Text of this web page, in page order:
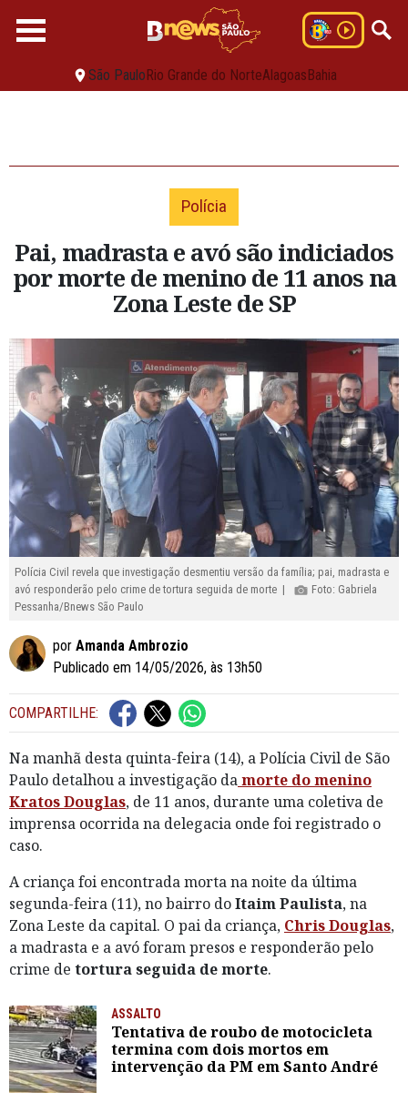
São PauloRio Grande do NorteAlagoasBahia
Polícia
Pai, madrasta e avó são indiciados
por morte de menino de 11 anos na
Zona Leste de SP
Polícia Civil revela que investigação desmentiu versão da família; pai, madrasta e
avó responderão pelo crime de tortura seguida de morte |
Foto: Gabriela
Pessanha/Bnews São Paulo
por Amanda Ambrozio
Publicado em 14/05/2026, às 13h50
COMPARTILHE:
Na manhã desta quinta-feira (14), a Polícia Civil de São
Paulo detalhou a investigação damorte do menino
Kratos Douglas, de 11 anos, durante uma coletiva de
imprensa ocorrida na delegacia onde foi registrado o
caso.
A criança foi encontrada morta na noite da última
segunda-feira (11), no bairro doItaim Paulista, na
Zona Leste da capital. O pai da criança, Chris Douglas,
a madrasta e a avó foram presos e responderão pelo
crime de tortura seguida de morte.
ASSALTO
Tentativa de roubo de motocicleta
termina com dois mortos em
intervenção da PM em Santo André